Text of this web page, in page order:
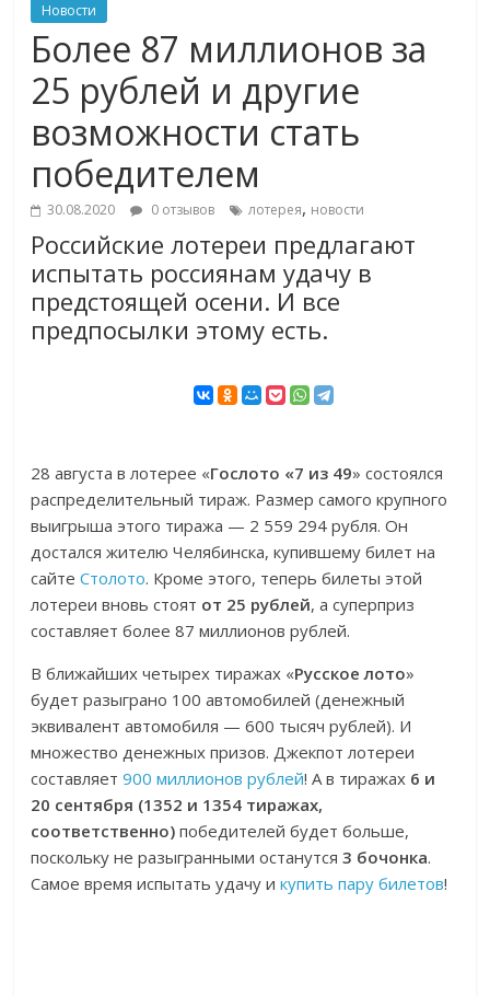
Новости
Более 87 миллионов за
25 рублей и другие
возможности стать
победителем
30.08.2020 0 отзывов лотерея, новости
Российские лотереи предлагают
испытать россиянам удачу в
предстоящей осени. И все
предпосылки этому есть.
28 августа в лотерее «Гослото «7 из 49» состоялся
распределительный тираж. Размер самого крупного
выигрыша этого тиража — 2 559 294 рубля. Он
достался жителю Челябинска, купившему билет на
сайтеСтолото. Кроме этого, теперь билеты этой
лотереи вновь стоят от 25 рублей, а суперприз
составляет более 87 миллионов рублей.
В ближайших четырех тиражах «Русское лото»
будет разыграно 100 автомобилей (денежный
эквивалент автомобиля — 600 тысяч рублей). И
множество денежных призов. Джекпот лотереи
составляет900 миллионов рублей! А в тиражах 6 и
20 сентября (1352 и 1354 тиражах,
соответственно) победителей будет больше,
поскольку не разыгранными останутся3 бочонка.
Самое время испытать удачу икупить пару билетов!